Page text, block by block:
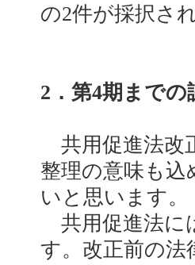
の2件が採択さ
2．第4期まで
共用促進法改
整理の意味も
いと思います。
共用促進法に
す。改正前の法